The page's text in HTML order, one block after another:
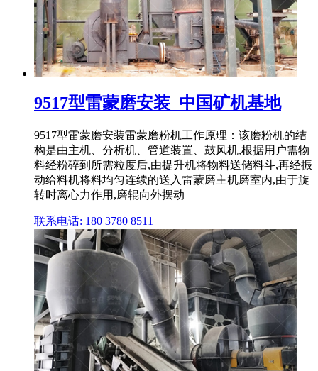
9517型雷蒙磨安装_中国矿机基地
9517型雷蒙磨安装雷蒙磨粉机工作原理：该磨粉机的结
构是由主机、分析机、管道装置、鼓风机,根据用户需物
料经粉碎到所需粒度后,由提升机将物料送储料斗,再经振
动给料机将料均匀连续的送入雷蒙磨主机磨室内,由于旋
转时离心力作用,磨辊向外摆动
联系电话: 180 3780 8511